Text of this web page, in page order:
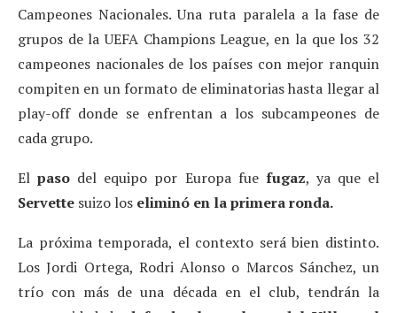
Campeones Nacionales. Una ruta paralela a la fase de
grupos de la UEFA Champions League, en la que los 32
campeones nacionales de los países con mejor ranquin
compiten en un formato de eliminatorias hasta llegar al
play-off donde se enfrentan a los subcampeones de
cada grupo.
Elpaso del equipo por Europa fue fugaz, ya que el
Servette suizo los eliminó en la primera ronda.
La próxima temporada, el contexto será bien distinto.
Los Jordi Ortega, Rodri Alonso o Marcos Sánchez, un
trío con más de una década en el club, tendrán la